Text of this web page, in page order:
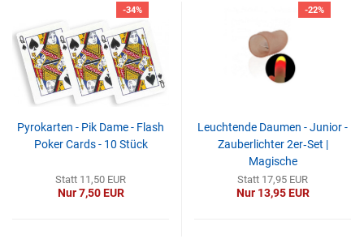
-34%
Pyrokarten - Pik Dame - Flash
Poker Cards - 10 Stück
Statt 11,50 EUR
Nur 7,50 EUR
-22%
Leuchtende Daumen - Junior -
Zauberlichter 2er‑Set |
Magische
LED‑Daumenspitzen...
Statt 17,95 EUR
Nur 13,95 EUR